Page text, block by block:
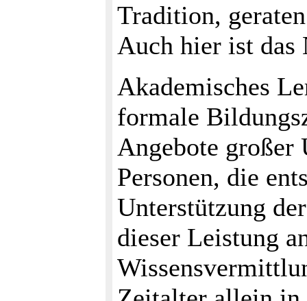
Tradition,
Auch hier ist das
Akademisches
formale
Angebote großer
Personen, die
Unterstützung
dieser Leistung